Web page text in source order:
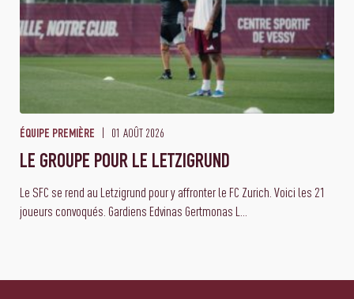
ÉQUIPE PREMIÈRE 01 AOÛT 2026
LE GROUPE POUR LE LETZIGRUND
Le SFC se rend au Letzigrund pour y affronter le FC Zurich. Voici les 21
joueurs convoqués. Gardiens Edvinas Gertmonas L...